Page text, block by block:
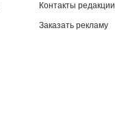
Контакты редакции
Заказать рекламу